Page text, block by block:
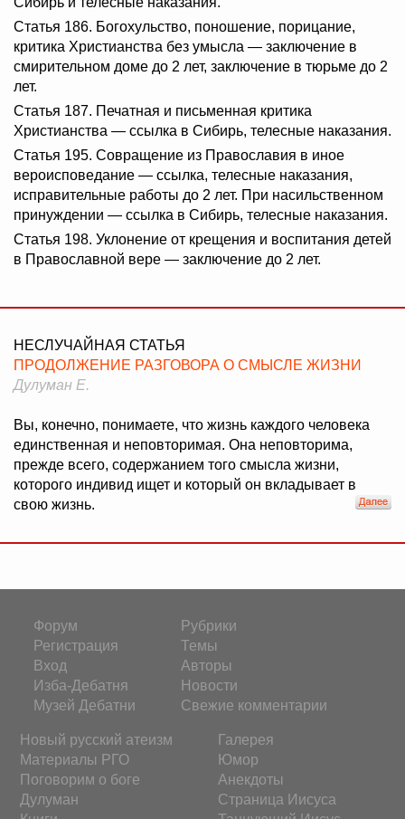
Статья 186. Богохульство, поношение, порицание,
критика Христианства без умысла — заключение в
смирительном доме до 2 лет, заключение в тюрьме до 2
лет.
Статья 187. Печатная и письменная критика
Христианства — ссылка в Сибирь, телесные наказания.
Статья 195. Совращение из Православия в иное
вероисповедание — ссылка, телесные наказания,
исправительные работы до 2 лет. При насильственном
принуждении — ссылка в Сибирь, телесные наказания.
Статья 198. Уклонение от крещения и воспитания детей
в Православной вере — заключение до 2 лет.
НЕСЛУЧАЙНАЯ СТАТЬЯ
ПРОДОЛЖЕНИЕ РАЗГОВОРА О СМЫСЛЕ ЖИЗНИ
Дулуман Е.
Вы, конечно, понимаете, что жизнь каждого человека
единственная и неповторимая. Она неповторима,
прежде всего, содержанием того смысла жизни,
которого индивид ищет и который он вкладывает в
свою жизнь.
Форум
Регистрация
Вход
Изба-Дебатня
Музей Дебатни
Рубрики
Темы
Авторы
Новости
Свежие комментарии
Новый русский атеизм
Материалы РГО
Поговорим о боге
Дулуман
Галерея
Юмор
Анекдоты
Страница Иисуса